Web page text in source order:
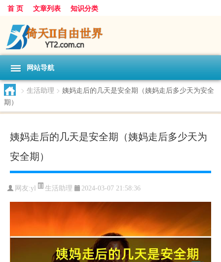
首 页 文章列表 知识分类
网站导航
> 生活助理 > 姨妈走后的几天是安全期（姨妈走后多少天为安全
期）
姨妈走后的几天是安全期（姨妈走后多少天为
安全期）
网友:yl 生活助理 2024-03-07 21:58:36